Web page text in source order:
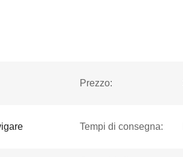
Prezzo:
Tempi di consegna: